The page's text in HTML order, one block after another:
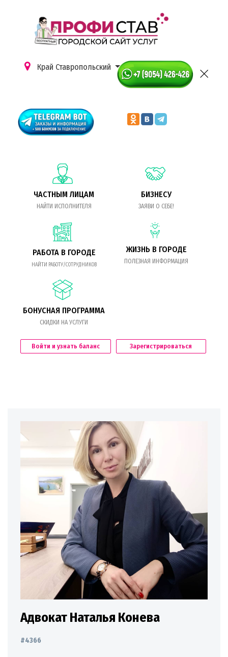
Край Ставропольский
ЧАСТНЫМ ЛИЦАМ
НАЙТИ ИСПОЛНИТЕЛЯ
БИЗНЕСУ
ЗАЯВИ О СЕБЕ!
РАБОТА В ГОРОДЕ
НАЙТИ РАБОТУ/СОТРУДНИКОВ
ЖИЗНЬ В ГОРОДЕ
ПОЛЕЗНАЯ ИНФОРМАЦИЯ
БОНУСНАЯ ПРОГРАММА
СКИДКИ НА УСЛУГИ
Войти и узнать баланс Зарегистрироваться
Адвокат Наталья Конева
#4366